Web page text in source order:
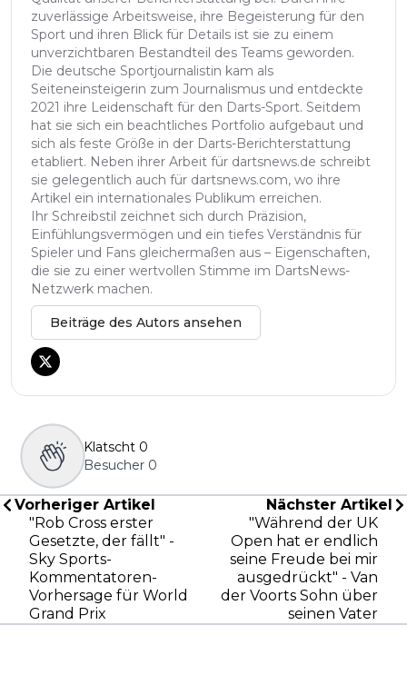
zuverlässige Arbeitsweise, ihre Begeisterung für den
Sport und ihren Blick für Details ist sie zu einem
unverzichtbaren Bestandteil des Teams geworden.
Die deutsche Sportjournalistin kam als
Seiteneinsteigerin zum Journalismus und entdeckte
2021 ihre Leidenschaft für den Darts-Sport. Seitdem
hat sie sich ein beachtliches Portfolio aufgebaut und
sich als feste Größe in der Darts-Berichterstattung
etabliert. Neben ihrer Arbeit für dartsnews.de schreibt
sie gelegentlich auch für dartsnews.com, wo ihre
Artikel ein internationales Publikum erreichen.
Ihr Schreibstil zeichnet sich durch Präzision,
Einfühlungsvermögen und ein tiefes Verständnis für
Spieler und Fans gleichermaßen aus – Eigenschaften,
die sie zu einer wertvollen Stimme im DartsNews-
Netzwerk machen.
Beiträge des Autors ansehen
Klatscht 0
Besucher 0
Vorheriger Artikel
"Rob Cross erster
Gesetzte, der fällt" -
Sky Sports-
Kommentatoren-
Vorhersage für World
Grand Prix
Nächster Artikel
"Während der UK
Open hat er endlich
seine Freude bei mir
ausgedrückt" - Van
der Voorts Sohn über
seinen Vater